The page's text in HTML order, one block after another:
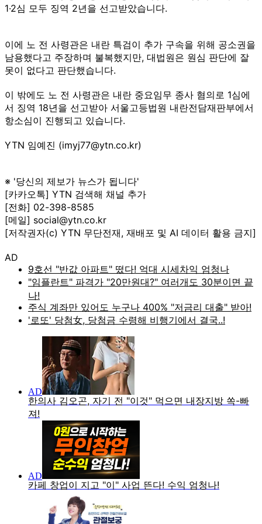
1·2심 모두 징역 2년을 선고받았습니다.
이에 노 전 사령관은 내란 특검이 추가 구속을 위해 공소권을
남용했다고 주장하며 불복했지만, 대법원은 원심 판단에 잘
못이 없다고 판단했습니다.
이 밖에도 노 전 사령관은 내란 중요임무 종사 혐의로 1심에
서 징역 18년을 선고받아 서울고등법원 내란전담재판부에서
항소심이 진행되고 있습니다.
YTN 임예진 (imyj77@ytn.co.kr)
※ '당신의 제보가 뉴스가 됩니다'
[카카오톡] YTN 검색해 채널 추가
[전화] 02-398-8585
[메일] social@ytn.co.kr
[저작권자(c) YTN 무단전재, 재배포 및 AI 데이터 활용 금지]
AD